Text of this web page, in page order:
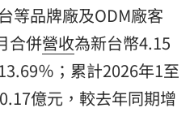
等品牌廠及ODM廠客
合併營收為新台幣4.15
％；累計2026年1至
億元，較去年同期增